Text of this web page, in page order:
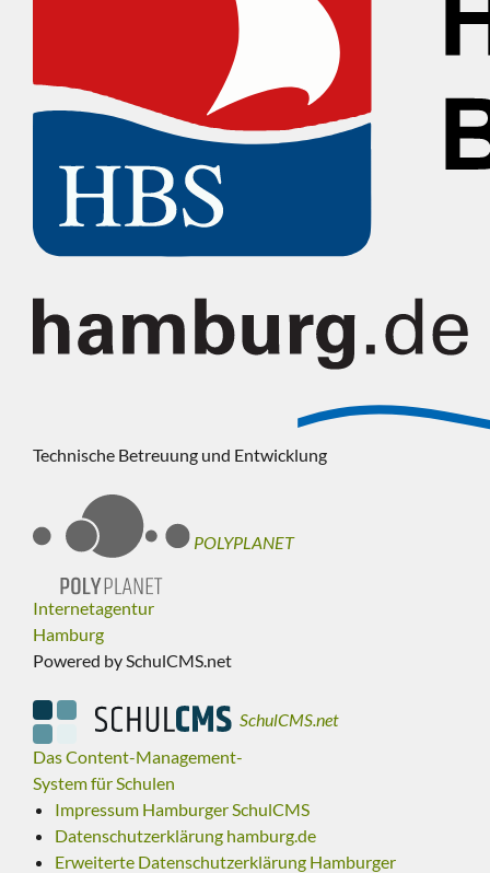
Technische Betreuung und Entwicklung
POLYPLANET
Internetagentur
Hamburg
Powered by SchulCMS.net
SchulCMS.net
Das Content-Management-
System für Schulen
Impressum Hamburger SchulCMS
Datenschutzerklärung hamburg.de
Erweiterte Datenschutzerklärung Hamburger